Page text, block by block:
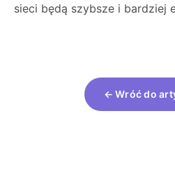
sieci będą szybsze i bardziej
← Wróć do